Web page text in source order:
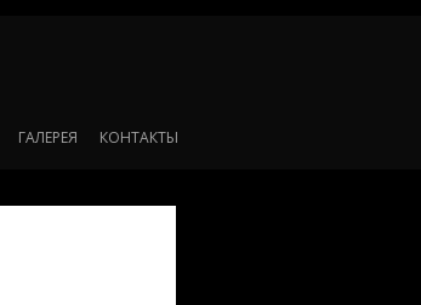
ГАЛЕРЕЯ КОНТАКТЫ